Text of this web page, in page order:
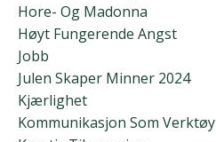
Hore- Og Madonna
Høyt Fungerende Angst
Jobb
Julen Skaper Minner 2024
Kjærlighet
Kommunikasjon Som Verktøy